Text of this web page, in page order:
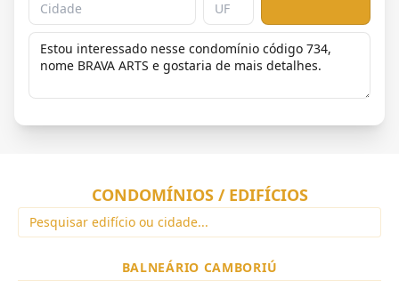
CONDOMÍNIOS / EDIFÍCIOS
BALNEÁRIO CAMBORIÚ